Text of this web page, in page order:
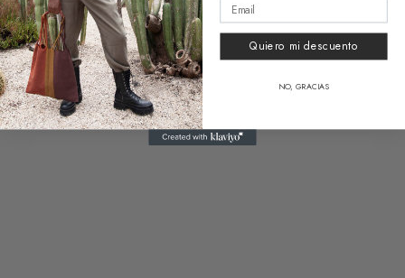
Sustainable Bag Frida
Desde 64,00€
2 reseñas
Sustainable Bag Malena
Desde64,00€
Quiero mi descuento
NO, GRACIAS